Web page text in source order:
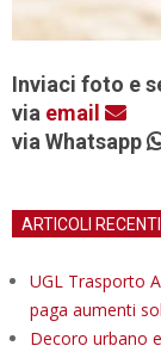
Inviaci foto e
via email
via Whatsapp
ARTICOLI RECENTI
UGL Trasporto
paga aumenti
Decoro urbano